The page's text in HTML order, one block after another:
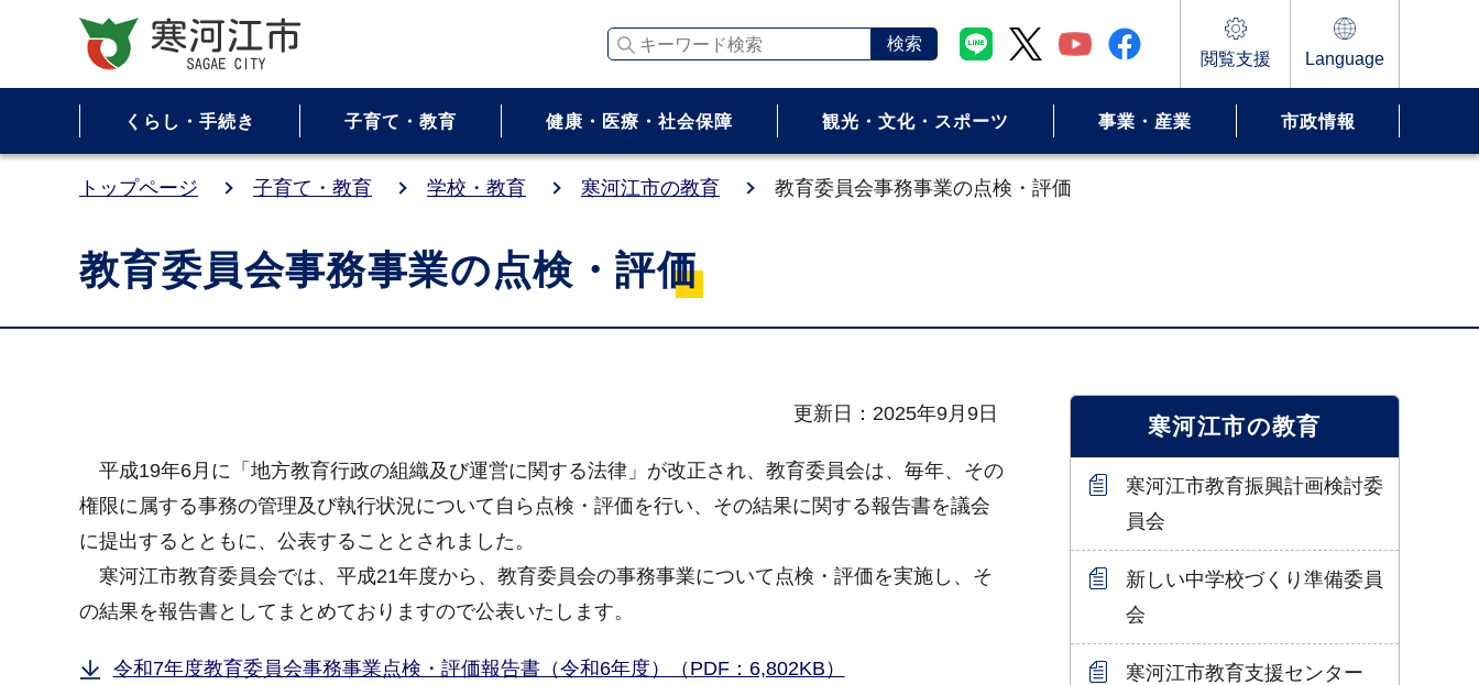
キーワード検索
閲覧支援 Language
くらし・手続き 子育て・教育 健康・医療・社会保障 観光・文化・スポーツ 事業・産業 市政情報
トップページ 子育て・教育 学校・教育 寒河江市の教育 教育委員会事務事業の点検・評価
教育委員会事務事業の点検・評価
更新日：2025年9月9日
平成19年6月に「地方教育行政の組織及び運営に関する法律」が改正され、教育委員会は、毎年、その
権限に属する事務の管理及び執行状況について自ら点検・評価を行い、その結果に関する報告書を議会
に提出するとともに、公表することとされました。
寒河江市教育委員会では、平成21年度から、教育委員会の事務事業について点検・評価を実施し、そ
の結果を報告書としてまとめておりますので公表いたします。
令和7年度教育委員会事務事業点検・評価報告書（令和6年度）（PDF：6,802KB）
寒河江市の教育
寒河江市教育振興計画検討委
員会
新しい中学校づくり準備委員
会
寒河江市教育支援センター